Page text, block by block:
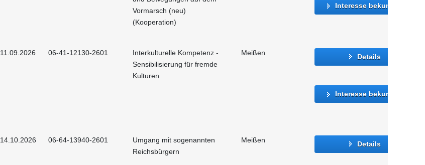
Vormarsch (neu)
(Kooperation)
Interesse bekunden
11.09.2026 06-41-12130-2601
Interkulturelle Kompetenz -
Sensibilisierung für fremde
Kulturen
Meißen Details
Interesse bekunden
14.10.2026 06-64-13940-2601
Umgang mit sogenannten
Reichsbürgern
Meißen Details